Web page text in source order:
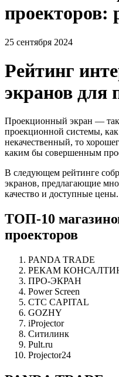
проекторов:
25 сентября 2024
Рейтинг
экранов для
Проекционный экран —
проекционной системы,
некачественный, то
каким бы совершенным
В следующем рейтинге
экранов, предлагающие
качество и доступные цены.
ТОП-10
проекторов
PANDA TRADE
РЕКАМ
ПРО-ЭКРАН
Power Screen
CTC CAPITAL
GOZHY
iProjector
Ситилинк
Pult.ru
Projector24